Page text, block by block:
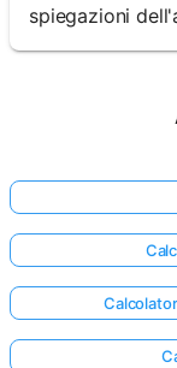
spiegazioni